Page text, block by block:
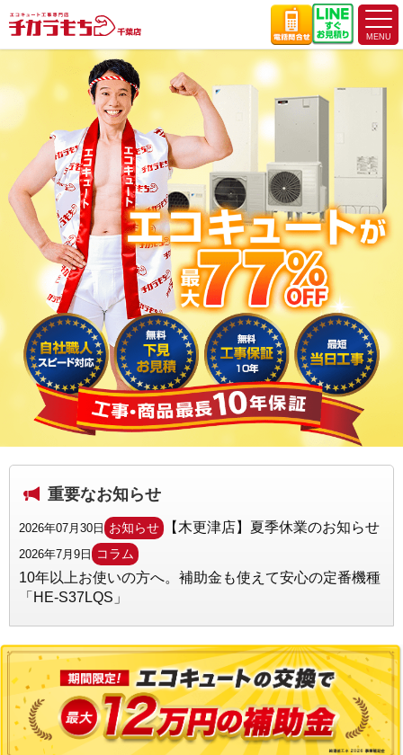
重要なお知らせ
2026年07月30日 お知らせ 【木更津店】夏季休業のお知らせ
2026年7月9日 コラム
10年以上お使いの方へ。補助金も使えて安心の定番機種
「HE-S37LQS」